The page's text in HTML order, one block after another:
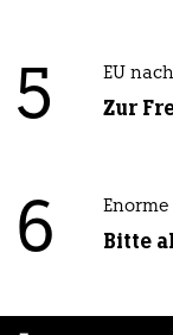
5 EU
Zur
6 Bitte